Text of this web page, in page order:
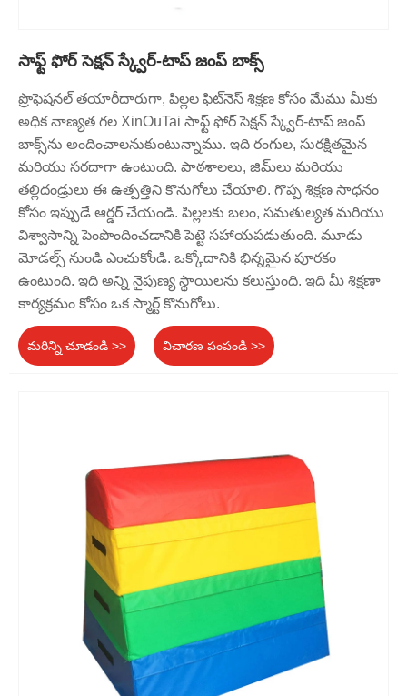
సాఫ్ట్ ఫోర్ సెక్షన్ స్క్వేర్-టాప్ జంప్ బాక్స్
ప్రొఫెషనల్ తయారీదారుగా, పిల్లల ఫిట్‌నెస్ శిక్షణ కోసం మేము మీకు
అధిక నాణ్యత గల XinOuTai సాఫ్ట్ ఫోర్ సెక్షన్ స్క్వేర్-టాప్ జంప్
బాక్స్‌ను అందించాలనుకుంటున్నాము. ఇది రంగుల, సురక్షితమైన
మరియు సరదాగా ఉంటుంది. పాఠశాలలు, జిమ్‌లు మరియు
తల్లిదండ్రులు ఈ ఉత్పత్తిని కొనుగోలు చేయాలి. గొప్ప శిక్షణ సాధనం
కోసం ఇప్పుడే ఆర్డర్ చేయండి. పిల్లలకు బలం, సమతుల్యత మరియు
విశ్వాసాన్ని పెంపొందించడానికి పెట్టె సహాయపడుతుంది. మూడు
మోడల్స్ నుండి ఎంచుకోండి. ఒక్కోదానికి భిన్నమైన పూరకం
ఉంటుంది. ఇది అన్ని నైపుణ్య స్థాయిలను కలుస్తుంది. ఇది మీ శిక్షణా
కార్యక్రమం కోసం ఒక స్మార్ట్ కొనుగోలు.
మరిన్ని చూడండి >> విచారణ పంపండి >>